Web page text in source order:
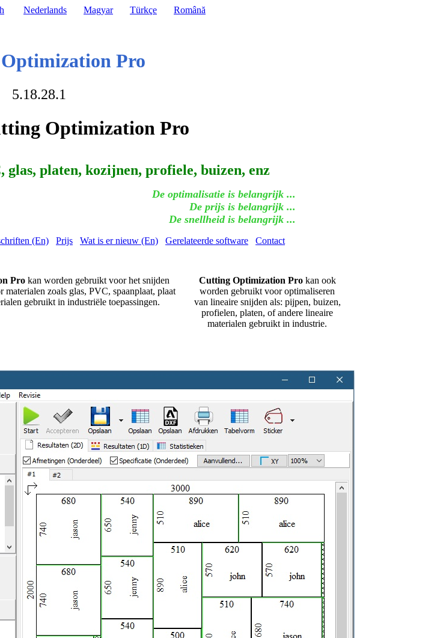
Nederlands Magyar Türkçe Română
Pro
5.18.28.1
Optimization Pro
platen, kozijnen, profiele, buizen, enz
De optimalisatie is belangrijk ...
De prijs is belangrijk ...
De snellheid is belangrijk ...
(En) Prijs Wat is er nieuw (En) Gerelateerde software Contact
Prokan worden gebruikt voor het snijden
materialen zoals glas, PVC, spaanplaat, plaat
gebruikt in industriële toepassingen.
Cutting Optimization Prokan ook
worden gebruikt voor optimaliseren
van lineaire snijden als: pijpen, buizen,
profielen, platen, of andere lineaire
materialen gebruikt in industrie.